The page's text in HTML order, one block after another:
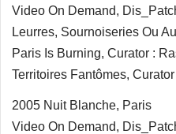
Video On Demand,
Leurres, Sournoiseries Ou
Paris Is Burning, Curator :
Territoires Fantômes,
2005 Nuit Blanche, Paris
Video On Demand,